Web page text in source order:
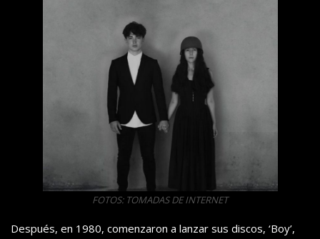
FOTOS: TOMADAS DE INTERNET
Después, en 1980, comenzaron a lanzar sus discos, ‘Boy’,